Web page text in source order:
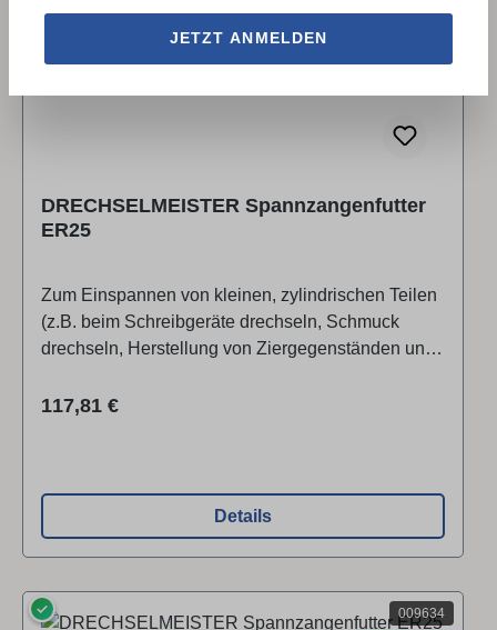
LAGERND AIC
DRECHSELMEISTER Spannzangenfutter
ER25
Zum Einspannen von kleinen, zylindrischen Teilen
(z.B. beim Schreibgeräte drechseln, Schmuck
drechseln, Herstellung von Ziergegenständen und
Halt durch das Gewinde auch z.B. Fächerschleifer
(Euro-)AblaufsicherungsnutInklusive Spannzange
6 mm
Regulärer Preis:
117,81 €
Details
009634
✓
JETZT ANMELDEN